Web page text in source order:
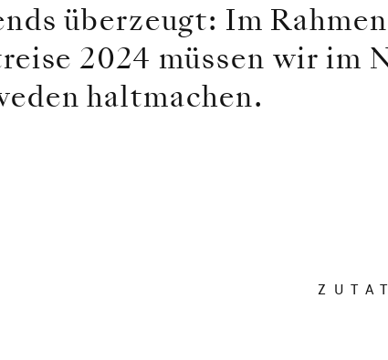
überzeugt: Im
2024 müssen wir im
haltmachen.